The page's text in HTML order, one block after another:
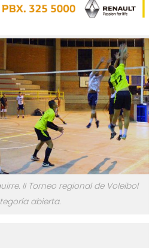
II Torneo regional de Voleibol
abierta.